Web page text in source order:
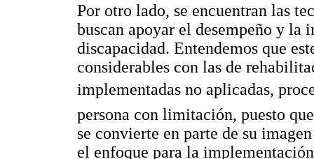
Por otro lado, se encuentran las
buscan apoyar el desempeño y la
discapacidad. Entendemos que
considerables con las de
implementadas no aplicadas,
persona con limitación, puesto
se convierte en parte de su
el enfoque para la